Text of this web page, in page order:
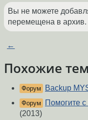
Вы не можете
перемещена в архив.
←
Похожие
Форум Backup
Форум
Помогите
(2013)